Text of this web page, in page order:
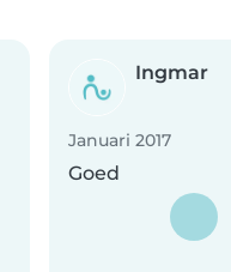
Ingmar
Januari 2017
Goed